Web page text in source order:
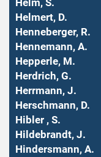
Helm, S.
Helmert, D.
Henneberger, R.
Hennemann, A.
Hepperle, M.
Herdrich, G.
Herrmann, J.
Herschmann, D.
Hibler , S.
Hildebrandt, J.
Hindersmann, A.